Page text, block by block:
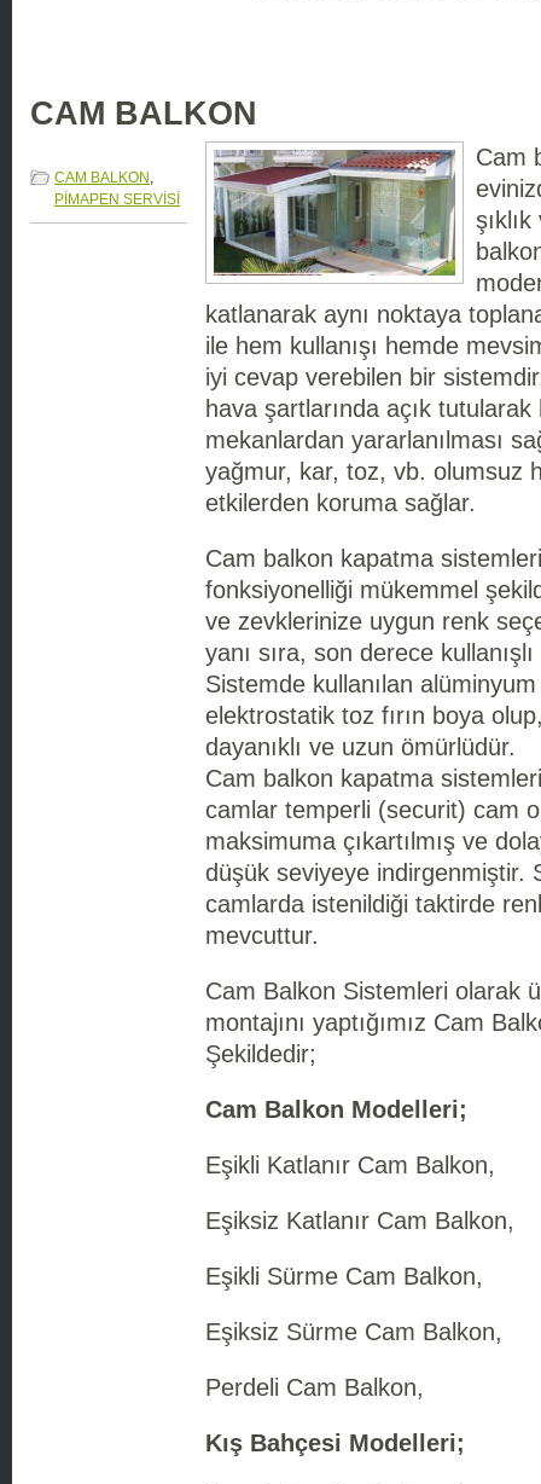
CAM BALKON
CAM BALKON ,
PİMAPEN SERVİSİ
Cam
katlanarak aynı noktaya
ile hem kullanışı hemde
iyi cevap verebilen bir
hava şartlarında açık tutularak
mekanlardan yararlanılması
yağmur, kar, toz, vb. olumsuz
etkilerden koruma sağlar.
Cam balkon kapatma
fonksiyonelliği mükemmel
ve zevklerinize uygun renk
yanı sıra, son derece kullanışlı
Sistemde kullanılan
elektrostatik toz fırın boya
dayanıklı ve uzun ömürlüdür.
Cam balkon kapatma
camlar temperli (securit) cam
maksimuma çıkartılmış ve
düşük seviyeye indirgenmiştir.
camlarda istenildiği taktirde
mevcuttur.
Cam Balkon Sistemleri olarak
montajını yaptığımız Cam
Şekildedir;
Cam Balkon Modelleri;
Eşikli Katlanır Cam Balkon,
Eşiksiz Katlanır Cam Balkon,
Eşikli Sürme Cam Balkon,
Eşiksiz Sürme Cam Balkon,
Perdeli Cam Balkon,
Kış Bahçesi Modelleri;